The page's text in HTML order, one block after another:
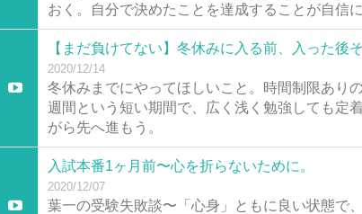
おく。自分で決めたことを達成することが自信に
【まだ負けてない】冬休みに入る前、入った後
2020/12/14
冬休みまでにやってほしいこと。時間制限あり
週間という短い期間で、広く浅く勉強しても定
がら先へ進もう。
入試本番1ヶ月前〜心を折らないために。
2020/12/07
葉一の受験失敗談〜「心身」ともに良い状態で